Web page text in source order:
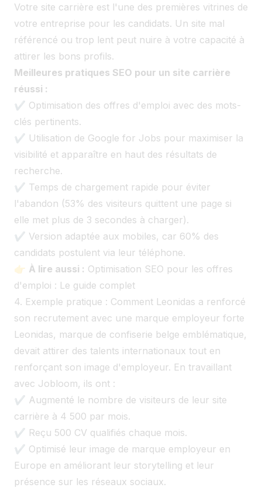
Votre site carrière est l'une des premières vitrines de
votre entreprise pour les candidats. Un site mal
référencé ou trop lent peut nuire à votre capacité à
attirer les bons profils.
Meilleures pratiques SEO pour un site carrière
réussi :
✔ Optimisation des offres d'emploi avec des mots-
clés pertinents.
✔ Utilisation de Google for Jobs pour maximiser la
visibilité et apparaître en haut des résultats de
recherche.
✔ Temps de chargement rapide pour éviter
l'abandon (53% des visiteurs quittent une page si
elle met plus de 3 secondes à charger).
✔ Version adaptée aux mobiles, car 60% des
candidats postulent via leur téléphone.
👉 À lire aussi : Optimisation SEO pour les offres
d'emploi : Le guide complet
4. Exemple pratique : Comment Leonidas a renforcé
son recrutement avec une marque employeur forte
Leonidas, marque de confiserie belge emblématique,
devait attirer des talents internationaux tout en
renforçant son image d'employeur. En travaillant
avec Jobloom, ils ont :
✔ Augmenté le nombre de visiteurs de leur site
carrière à 4 500 par mois.
✔ Reçu 500 CV qualifiés chaque mois.
✔ Optimisé leur image de marque employeur en
Europe en améliorant leur storytelling et leur
présence sur les réseaux sociaux.